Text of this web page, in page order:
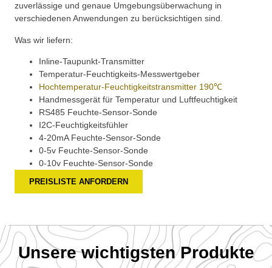
zuverlässige und genaue Umgebungsüberwachung in
verschiedenen Anwendungen zu berücksichtigen sind.
Was wir liefern:
Inline-Taupunkt-Transmitter
Temperatur-Feuchtigkeits-Messwertgeber
Hochtemperatur-Feuchtigkeitstransmitter 190℃
Handmessgerät für Temperatur und Luftfeuchtigkeit
RS485 Feuchte-Sensor-Sonde
I2C-Feuchtigkeitsfühler
4-20mA Feuchte-Sensor-Sonde
0-5v Feuchte-Sensor-Sonde
0-10v Feuchte-Sensor-Sonde
PREISLISTE ANFORDERN
Unsere wichtigsten Produkte